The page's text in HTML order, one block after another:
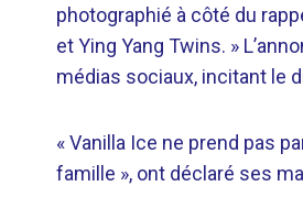
photographié à côté du
et Ying Yang Twins. »
médias sociaux, incitant le
« Vanilla Ice ne prend pas
famille », ont déclaré ses